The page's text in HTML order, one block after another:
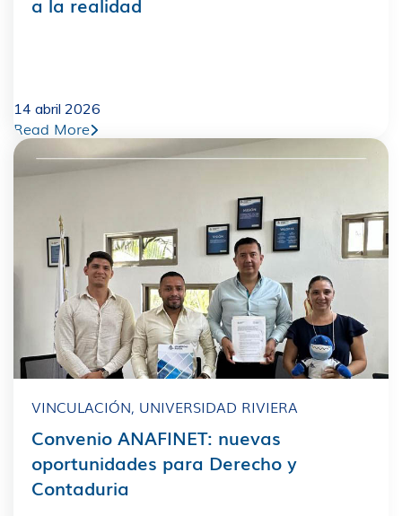
14 abril 2026
Read More
VINCULACIÓN, UNIVERSIDAD RIVIERA
Convenio ANAFINET: nuevas
oportunidades para Derecho y
Contaduria